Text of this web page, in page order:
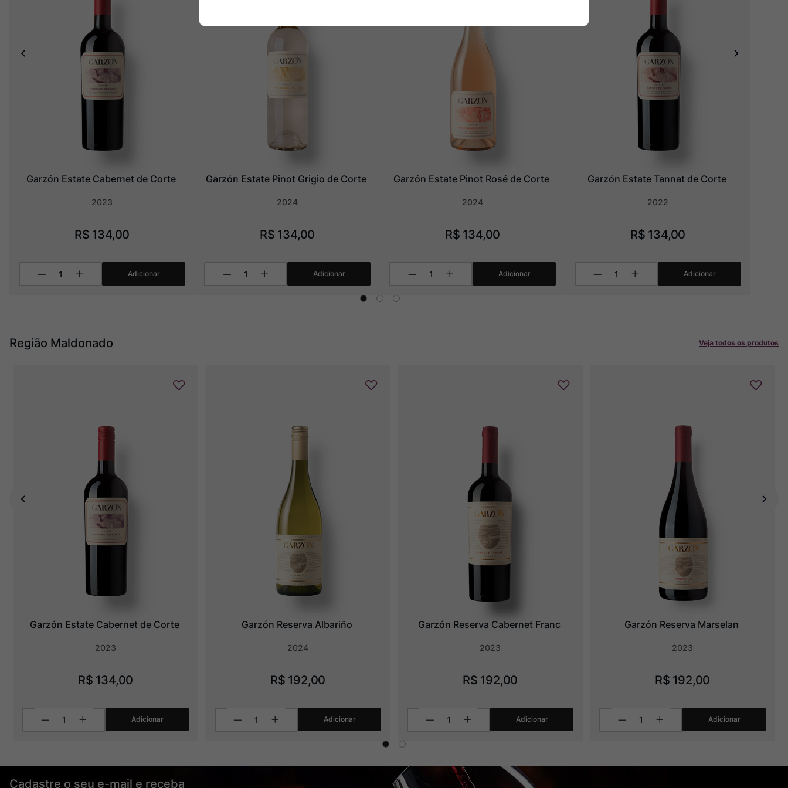
Garzón Estate Cabernet de Corte
2023
R$ 134,00
Adicionar
Garzón Estate Pinot Grigio de Corte
2024
R$ 134,00
Adicionar
Garzón Estate Pinot Rosé de Corte
2024
R$ 134,00
Adicionar
Garzón Estate Tannat de Corte
2022
R$ 134,00
Adicionar
Região Maldonado Veja todos os produtos
Garzón Estate Cabernet de Corte
2023
R$ 134,00
Adicionar
Garzón Reserva Albariño
2024
R$ 192,00
Adicionar
Garzón Reserva Cabernet Franc
2023
R$ 192,00
Adicionar
Garzón Reserva Marselan
2023
R$ 192,00
Adicionar
Cadastre o seu e-mail e receba